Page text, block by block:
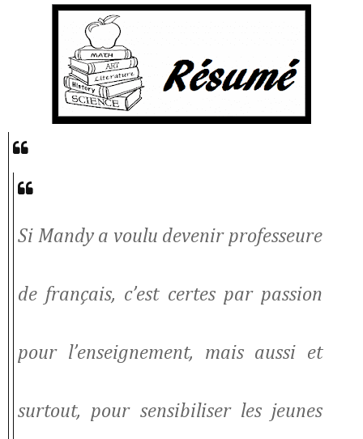
Si Mandy a voulu devenir professeure
de français, c’est certes par passion
pour l’enseignement, mais aussi et
surtout, pour sensibiliser les jeunes